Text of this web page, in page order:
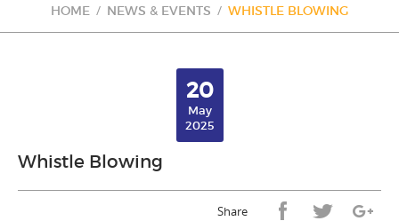
HOME NEWS & EVENTS WHISTLE BLOWING
20
May
2025
Whistle Blowing
Share